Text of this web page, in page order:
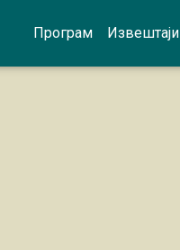
Програм Извештаји